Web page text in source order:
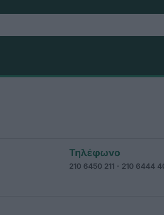
Τηλέφωνο
210 6450 211 - 210 6444